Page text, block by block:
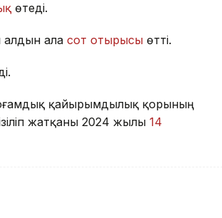
өтеді.
алдын ала сот отырысы өтті.
қоғамдық қайырымдылық қорының
жатқаны 2024 жылы 14